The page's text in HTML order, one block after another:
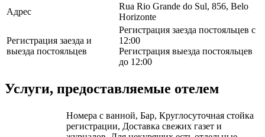
Адрес
Rua Rio Grande do Sul, 856, Belo
Horizonte
Регистрация заезда и
выезда постояльцев
Регистрация заезда постояльцев с
12:00
Регистрация выезда постояльцев
до 12:00
Услуги, предоставляемые отелем
Номера с ванной, Бар, Круглосуточная стойка
регистрации, Доставка свежих газет и